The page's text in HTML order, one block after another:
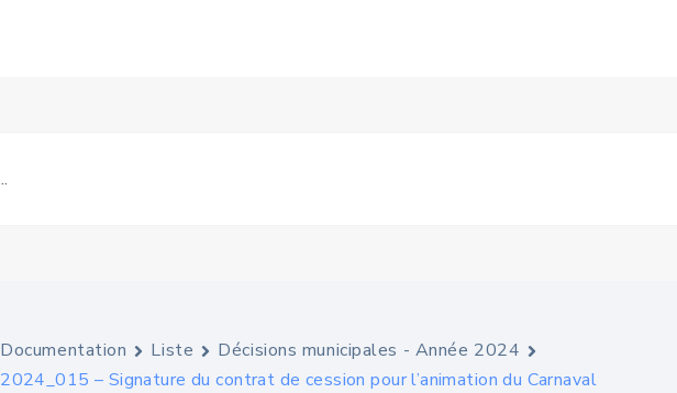
Documentation Liste
Décisions municipales - Année 2024
2024_015 – Signature du contrat de cession pour l’animation du Carnaval